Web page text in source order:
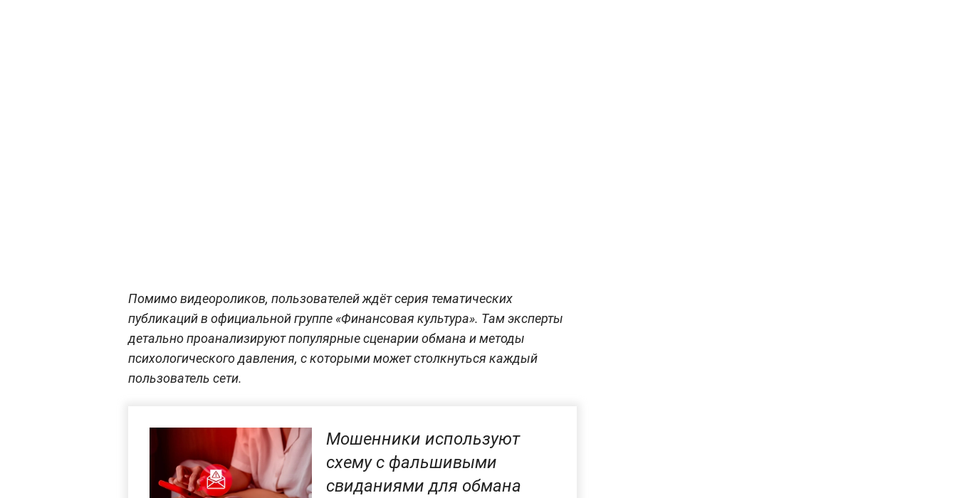
Помимо видеороликов, пользователей ждёт серия тематических
публикаций в официальной группе «Финансовая культура». Там эксперты
детально проанализируют популярные сценарии обмана и методы
психологического давления, с которыми может столкнуться каждый
пользователь сети.
Мошенники используют
схему с фальшивыми
свиданиями для обмана